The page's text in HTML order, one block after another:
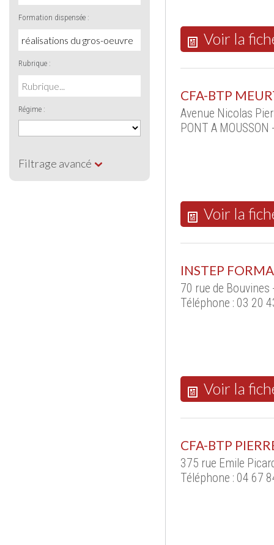
Formation dispensée :
Rubrique :
Régime :
Filtrage avancé
Voir la
CFA-BTP
Avenue Nicolas
PONT A
Voir la
INSTEP
70 rue de Bouvines
Téléphone : 03 20
Voir la
CFA-BTP
375 rue Emile
Téléphone : 04 67